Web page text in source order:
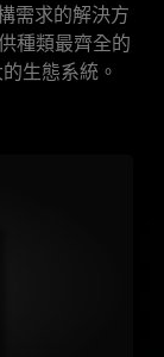
需求的解決方
種類最齊全的
生態系統。